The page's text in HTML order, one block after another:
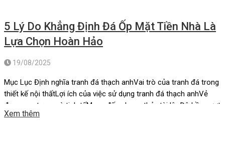
5 Lý Do Khẳng Định Đá Ốp Mặt Tiền Nhà Là
Lựa Chọn Hoàn Hảo
19/08/2025
Mục Lục Định nghĩa tranh đá thạch anhVai trò của tranh đá trong
thiết kế nội thấtLợi ích của việc sử dụng tranh đá thạch anhVẻ
đẹp sang trọng và tinh tếMang đến phong thủy tài lộcĐộ bền vượt
thời gianTính đa dạng trong thiết kếGóp phần bảo vệ môi
Xem thêm